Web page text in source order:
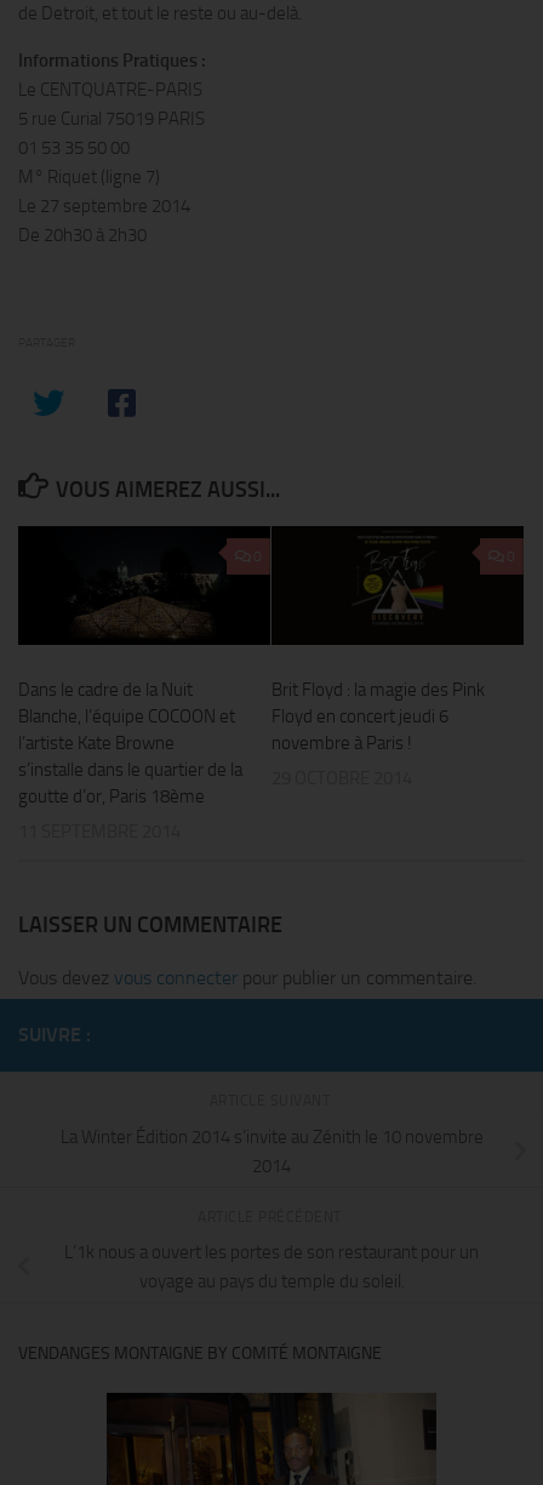
de Detroit, et tout le reste ou au-delà.
Informations Pratiques :
Le CENTQUATRE-PARIS
5 rue Curial 75019 PARIS
01 53 35 50 00
M° Riquet (ligne 7)
Le 27 septembre 2014
De 20h30 à 2h30
VOUS AIMEREZ AUSSI...
Dans le cadre de la Nuit
Blanche, l’équipe COCOON et
l’artiste Kate Browne
s’installe dans le quartier de la
goutte d’or, Paris 18ème
Brit Floyd : la magie des Pink
Floyd en concert jeudi 6
novembre à Paris !
LAISSER UN COMMENTAIRE
Vous devez vous connecter pour publier un commentaire.
SUIVRE :
La Winter Édition 2014 s’invite au Zénith le 10 novembre
2014
L’1k nous a ouvert les portes de son restaurant pour un
voyage au pays du temple du soleil.
VENDANGES MONTAIGNE BY COMITÉ MONTAIGNE